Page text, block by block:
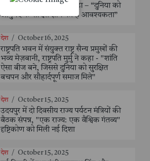
आयुर्वेद संस्थान का दौरा, कहा – “दुनिया को
आयुर्वेद के शाश्वत ज्ञान की है आवश्यकता”
देश / October 16, 2025
राष्ट्रपति भवन में संयुक्त राष्ट्र सैन्य प्रमुखों की
भव्य मेज़बानी, राष्ट्रपति मुर्मु ने कहा - "शांति
ऐसा बीज बने, जिससे दुनिया को सुरक्षित
बचपन और सौहार्दपूर्ण समाज मिले"
देश / October 15, 2025
उदयपुर में दो दिवसीय राज्य पर्यटन मंत्रियों की
बैठक संपन्न, "एक राज्य: एक वैश्विक गंतव्य"
दृष्टिकोण को मिली नई दिशा
देश / October 15, 2025